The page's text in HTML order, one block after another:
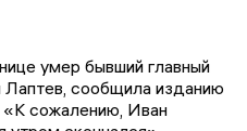
умер бывший главный
сообщила изданию
«К сожалению, Иван